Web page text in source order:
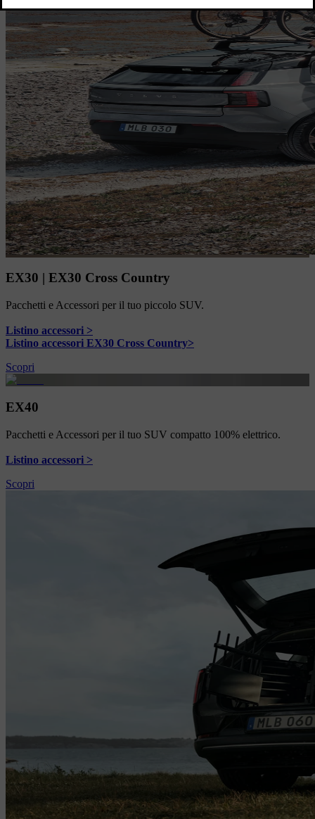
EX30 | EX30 Cross Country
Pacchetti e Accessori per il tuo piccolo SUV.
Listino accessori >
Listino accessori EX30 Cross Country>
Scopri
EX40
Pacchetti e Accessori per il tuo SUV compatto 100% elettrico.
Listino accessori >
Scopri